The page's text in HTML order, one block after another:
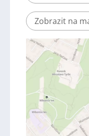
Zobrazit na